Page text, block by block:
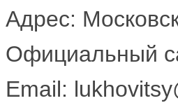
Адрес:
Официальный
Email: